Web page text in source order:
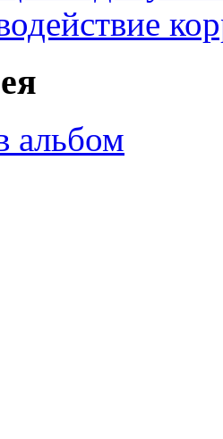
альбом